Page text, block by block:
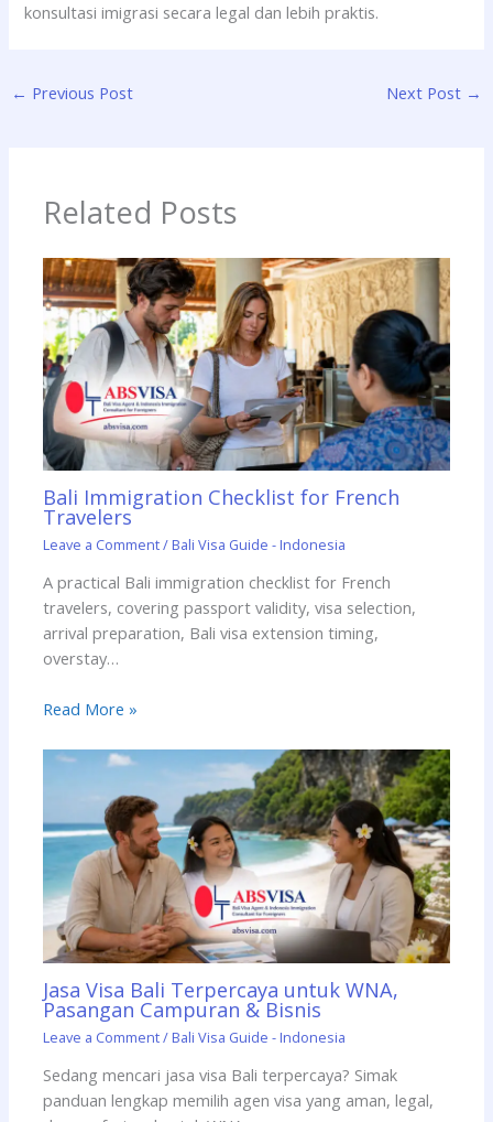
konsultasi imigrasi secara legal dan lebih praktis.
← Previous Post Next Post →
Related Posts
Bali Immigration Checklist for French
Travelers
Leave a Comment/ Bali Visa Guide - Indonesia
A practical Bali immigration checklist for French
travelers, covering passport validity, visa selection,
arrival preparation, Bali visa extension timing,
overstay…
Read More »
Jasa Visa Bali Terpercaya untuk WNA,
Pasangan Campuran & Bisnis
Leave a Comment/ Bali Visa Guide - Indonesia
Sedang mencari jasa visa Bali terpercaya? Simak
panduan lengkap memilih agen visa yang aman, legal,